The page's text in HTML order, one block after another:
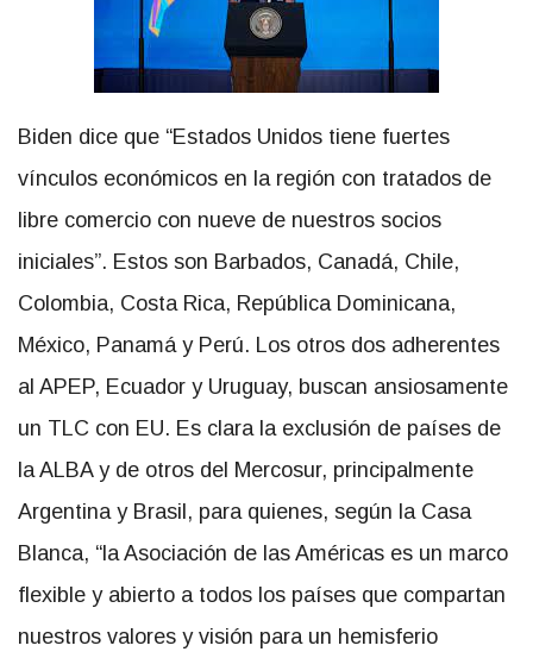
Biden dice que “Estados Unidos tiene fuertes
vínculos económicos en la región con tratados de
libre comercio con nueve de nuestros socios
iniciales”. Estos son Barbados, Canadá, Chile,
Colombia, Costa Rica, República Dominicana,
México, Panamá y Perú. Los otros dos adherentes
al APEP, Ecuador y Uruguay, buscan ansiosamente
un TLC con EU. Es clara la exclusión de países de
la ALBA y de otros del Mercosur, principalmente
Argentina y Brasil, para quienes, según la Casa
Blanca, “la Asociación de las Américas es un marco
flexible y abierto a todos los países que compartan
nuestros valores y visión para un hemisferio